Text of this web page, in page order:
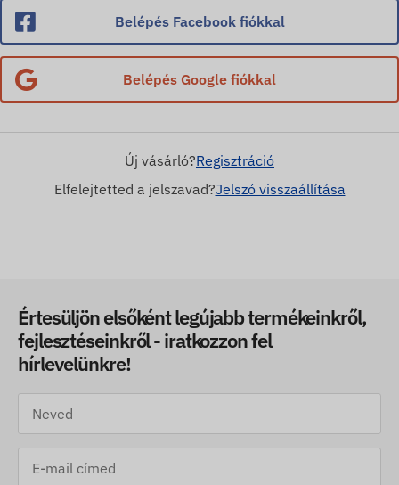
Belépés Facebook fiókkal
Belépés Google fiókkal
Új vásárló?Regisztráció
Elfelejtetted a jelszavad?Jelszó visszaállítása
Értesüljön elsőként legújabb termékeinkről,
fejlesztéseinkről - iratkozzon fel
hírlevelünkre!